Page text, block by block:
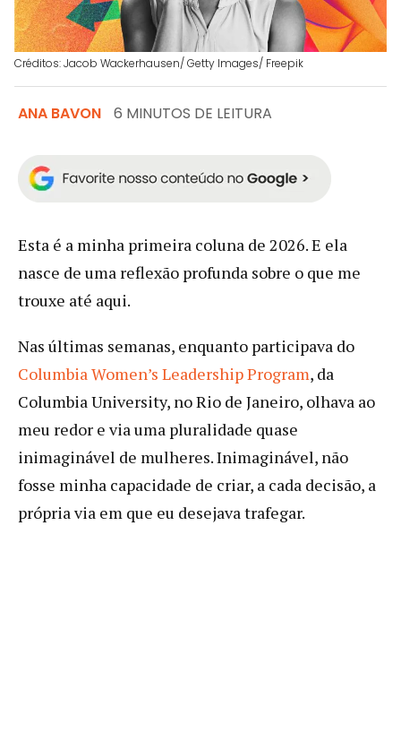
Créditos: Jacob Wackerhausen/ Getty Images/ Freepik
ANA BAVON 6 MINUTOS DE LEITURA
Esta é a minha primeira coluna de 2026. E ela
nasce de uma reflexão profunda sobre o que me
trouxe até aqui.
Nas últimas semanas, enquanto participava do
Columbia Women’s Leadership Program, da
Columbia University, no Rio de Janeiro, olhava ao
meu redor e via uma pluralidade quase
inimaginável de mulheres. Inimaginável, não
fosse minha capacidade de criar, a cada decisão, a
própria via em que eu desejava trafegar.